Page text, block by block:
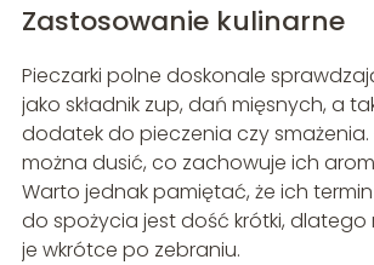
Zastosowanie kulinarne
Pieczarki polne doskonale
jako składnik zup, dań mięsnych, a
dodatek do pieczenia czy smażenia.
można dusić, co zachowuje ich
Warto jednak pamiętać, że ich
do spożycia jest dość krótki, dlatego
je wkrótce po zebraniu.